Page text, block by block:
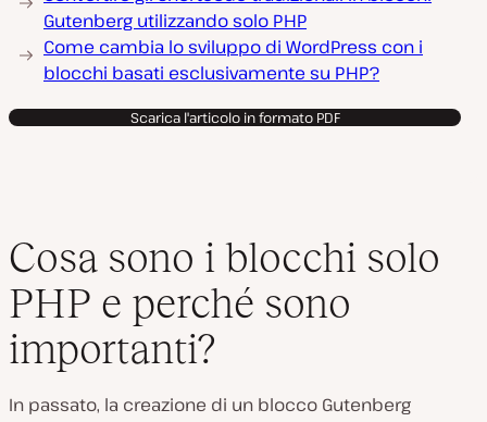
Gutenberg utilizzando solo PHP
Come cambia lo sviluppo di WordPress con i
blocchi basati esclusivamente su PHP?
Scarica l'articolo in formato PDF
Cosa sono i blocchi solo
PHP e perché sono
importanti?
In passato, la creazione di un blocco Gutenberg